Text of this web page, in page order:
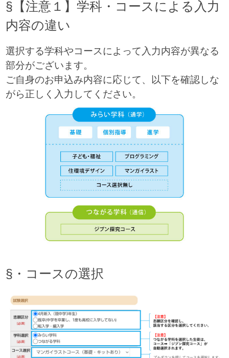
§【注意１】学科・コースによる入力
内容の違い
選択する学科やコースによって入力内容が異なる
部分がございます。
ご自身のお申込み内容に応じて、以下を確認しな
がら正しく入力してください。
§・コースの選択